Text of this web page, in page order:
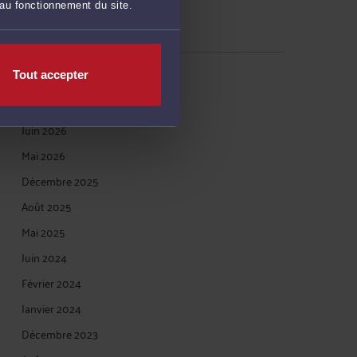
fonctionnement du site.
Tout accepter
Réinitialiser les filtres
ARCHIVES
Juin 2026
Mai 2026
Décembre 2025
Août 2025
Mai 2025
Juin 2024
Février 2024
Janvier 2024
Décembre 2023